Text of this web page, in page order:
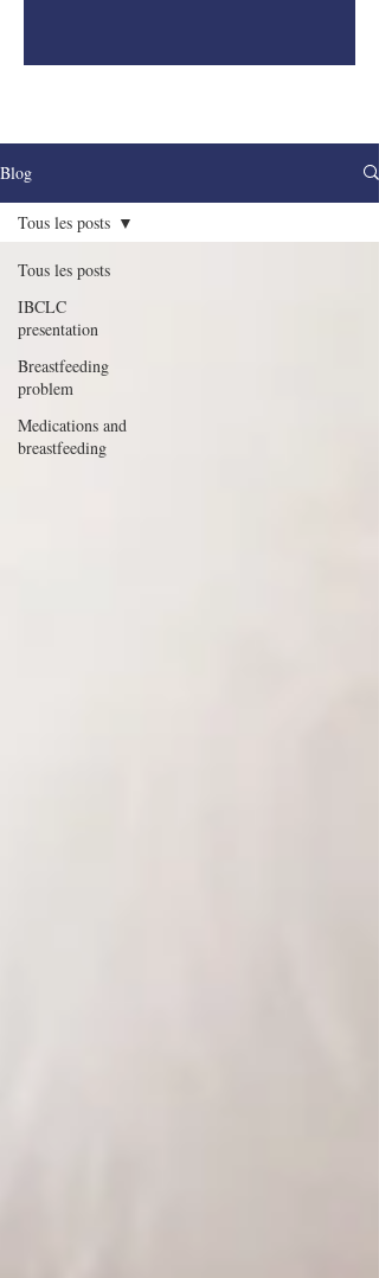
Blog
Tous les posts
IBCLC
presentation
Breastfeeding
problem
Medications and
breastfeeding
Tous les posts